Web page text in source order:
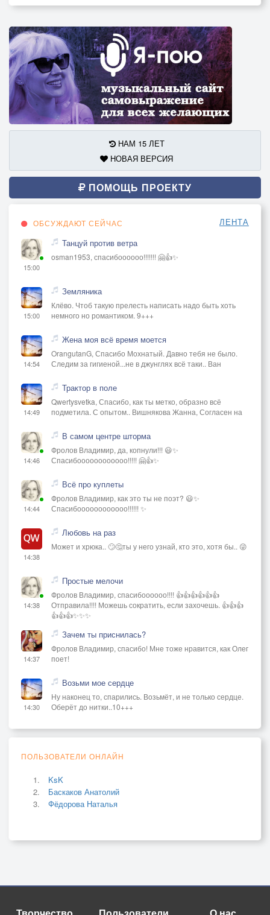
НАМ 15 ЛЕТ
НОВАЯ ВЕРСИЯ
ПОМОЩЬ ПРОЕКТУ
ОБСУЖДАЮТ СЕЙЧАС ЛЕНТА
15:00
Танцуй против ветра
osman1953, спасибоооооо!!!!!!! 🤗👍✨
15:00
Земляника
Клёво. Чтоб такую прелесть написать надо быть хоть
немного но романтиком. 9+++
14:54
Жена моя всё время моется
OrangutanG, Спасибо Мохнатый. Давно тебя не было.
Следим за гигиеной...не в джунглях всё таки.. Ван
14:49
Трактор в поле
Qwertysvetka, Спасибо, как ты метко, образно всё
подметила. С опытом.. Вишнякова Жанна, Согласен на
14:46
В самом центре шторма
Фролов Владимир, да, копнули!!! 😃✨
Спасибоооооооооооо!!!!! 🤗👍✨
14:44
Всё про куплеты
Фролов Владимир, как это ты не поэт? 😃✨
Спасибоооооооооооо!!!!!! ✨
14:38
Любовь на раз
Может и хрюка.. 🙄🤔ты у него узнай, кто это, хотя бы.. 😜
14:38
Простые мелочи
Фролов Владимир, спасибоооооо!!!! 👍👍👍👍👍👍
Отправила!!!! Можешь сократить, если захочешь. 👍👍👍
👍👍👍✨✨✨
14:37
Зачем ты приснилась?
Фролов Владимир, спасибо! Мне тоже нравится, как Олег
поет!
14:30
Возьми мое сердце
Ну наконец то, спарились. Возьмёт, и не только сердце.
Оберёт до нитки..10+++
ПОЛЬЗОВАТЕЛИ ОНЛАЙН
KsK
Баскаков Анатолий
Фёдорова Наталья